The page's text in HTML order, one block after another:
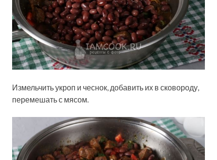
Измельчить укроп и чеснок, добавить их в сковороду,
перемешать с мясом.